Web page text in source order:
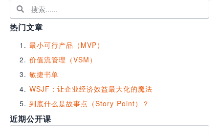
热门文章
最小可行产品（MVP）
价值流管理（VSM）
敏捷书单
WSJF：让企业经济效益最大化的魔法
到底什么是故事点（Story Point）？
近期公开课